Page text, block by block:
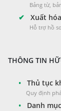
Bảng từ,
✔ Xuất
Hỗ trợ hồ
THÔNG TIN
• Thủ tục
Quy định
• Danh